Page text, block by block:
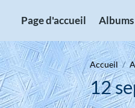
Page d'accueil Albums
Accueil
12